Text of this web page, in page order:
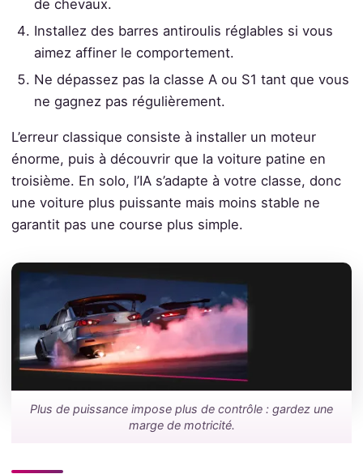
de chevaux.
Installez des barres antiroulis réglables si vous
aimez affiner le comportement.
Ne dépassez pas la classe A ou S1 tant que vous
ne gagnez pas régulièrement.
L’erreur classique consiste à installer un moteur
énorme, puis à découvrir que la voiture patine en
troisième. En solo, l’IA s’adapte à votre classe, donc
une voiture plus puissante mais moins stable ne
garantit pas une course plus simple.
Plus de puissance impose plus de contrôle : gardez une
marge de motricité.